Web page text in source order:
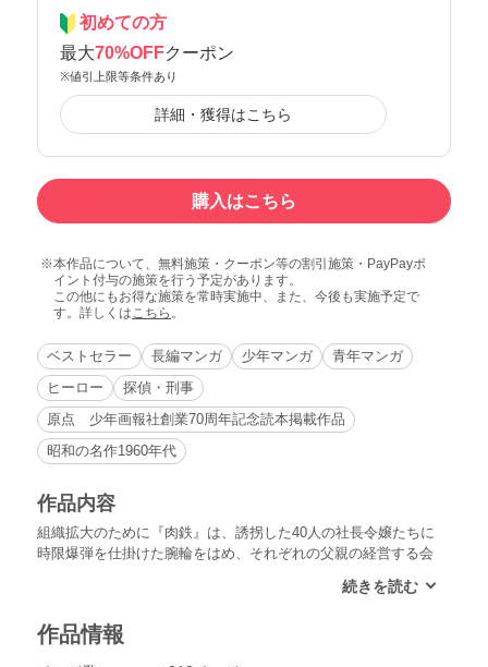
初めての方
最大70%OFFクーポン
※値引上限等条件あり
詳細・獲得はこちら
購入はこちら
本作品について、無料施策・クーポン等の割引施策・PayPayポ
イント付与の施策を行う予定があります。
この他にもお得な施策を常時実施中、また、今後も実施予定で
す。詳しくはこちら 。
ベストセラー 長編マンガ 少年マンガ
青年マンガ
ヒーロー
探偵・刑事
原点 少年画報社創業70周年記念読本掲載作品
昭和の名作1960年代
作品内容
組織拡大のために『肉鉄』は、誘拐した40人の社長令嬢たちに
時限爆弾を仕掛けた腕輪をはめ、それぞれの父親の経営する会
されてこの腕輪が爆発することを知り、草波は令嬢たちを外国
ってしまった！急行した飛葉が破壊したコンビナートから流出
作品情報